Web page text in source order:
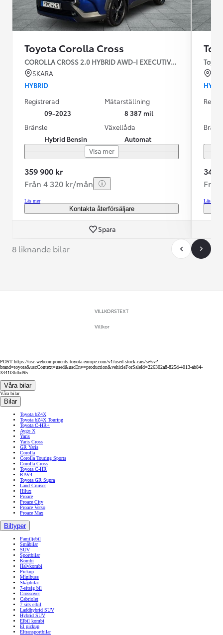
Toyota Corolla Cross
COROLLA CROSS 2.0 HYBRID AWD-I EXECUTIVE SKINN JBL
SKARA
HYBRID
Registrerad
09-2023
Mätarställning
8 387 mil
Bränsle
Hybrid Bensin
Växellåda
Automat
Visa mer
359 900 kr
Från 4 320 kr/mån
Läs mer
Kontakta återförsäljare
Spara
349
Läs mer
8 liknande bilar
VILLKORSTEXT
Villkor
POST https://usc-webcomponents.toyota-europe.com/v1/used-stock-cars/se/sv?
brand=toyota&uscContext=used&uscEnv=production&vehicleForSaleId=226302a8-825d-4013-ab84-
3341f3bfbd95
Våra bilar
Våra bilar
Bilar
Toyota bZ4X
Toyota bZ4X Touring
Toyota C-HR+
Aygo X
Yaris
Yaris Cross
GR Yaris
Corolla
Corolla Touring Sports
Corolla Cross
Toyota C-HR
RAV4
Toyota GR Supra
Land Cruiser
Hilux
Proace
Proace City
Proace Verso
Proace Max
Biltyper
Familjebil
Småbilar
SUV
Sportbilar
Kombi
Halvkombi
Pickup
Minibuss
Skåpbilar
7-sitsig bil
Crossover
Cabriolet
7 sits elbil
Laddhybrid SUV
Hybrid SUV
Elbil kombi
El pickup
Eltransportbilar